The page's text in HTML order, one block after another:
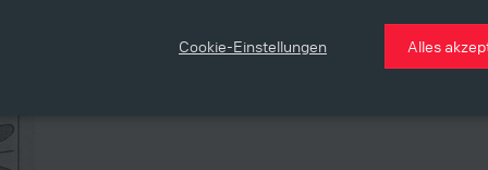
Cookie-Einstellungen Alles